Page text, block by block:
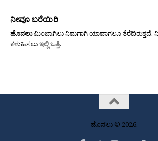
ನೀವೂ ಬರೆಯಿರಿ
ಹೊನಲುಮಿಂಬಾಗಿಲು ನಿಮಗಾಗಿ ಯಾವಾಗಲೂ ತೆರೆದಿರುತ್ತದೆ.
ಕಳುಹಿಸಲುಇಲ್ಲಿ ಒತ್ತಿ.
ಹೊನಲು © 2026.